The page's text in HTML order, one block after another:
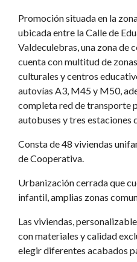
Promoción situada en la
ubicada entre la Calle de
Valdeculebras, una zona de
cuenta con multitud de
culturales y centros
autovías A3, M45 y M50,
completa red de transporte
autobuses y tres estaciones
Consta de 48 viviendas
de Cooperativa.
Urbanización cerrada que
infantil, amplias zonas
Las viviendas,
con materiales y calidad
elegir diferentes acabados